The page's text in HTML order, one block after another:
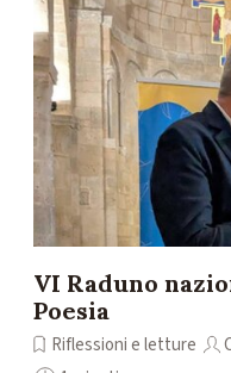
VI Raduno
Poesia
Riflessioni e letture